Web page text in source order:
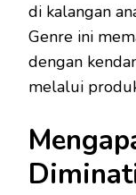
di kalangan
Genre ini
dengan
melalui